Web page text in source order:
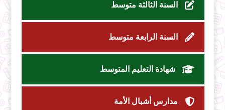
السنة الثالثة متوسط
السنة الرابعة متوسط
شهادة التعليم المتوسط
مدارس أشبال الأمة